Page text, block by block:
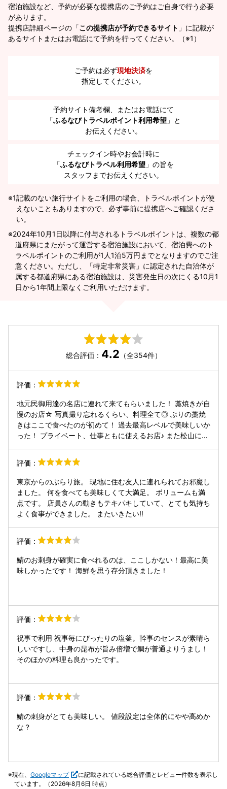
宿泊施設など、予約が必要な提携店のご予約はご自身で行う必要
があります。
提携店詳細ページの「この提携店が予約できるサイト 」に記載が
あるサイトまたはお電話にて予約を行ってください。（※1）
ご予約は必ず現地決済を
指定してください。
予約サイト備考欄、またはお電話にて
「ふるなびトラベルポイント利用希望 」と
お伝えください。
チェックイン時やお会計時に
「ふるなびトラベル利用希望 」の旨を
スタッフまでお伝えください。
※1記載のない旅行サイトをご利用の場合、トラベルポイントが使
えないこともありますので、必ず事前に提携店へご確認くださ
い。
2024年10月1日以降に付与されるトラベルポイントは、複数の都
道府県にまたがって運営する宿泊施設において、宿泊費へのト
ラベルポイントのご利用が1人1泊5万円までとなりますのでご注
意ください。ただし、「特定非常災害」に認定された自治体が
属する都道府県にある宿泊施設は、災害発生日の次にくる10月1
日から1年間上限なくご利用いただけます。
総合評価： 4.2 （全354件）
評価：
地元民御用達の名店に連れて来てもらいました！ 藁焼きが自
慢のお店☆ 写真撮り忘れるくらい、料理全て◎ ぶりの藁焼
きはここで食べたのが初めて！ 過去最高レベルで美味しいか
った！ プライベート、仕事ともに使えるお店♪ また松山に来
評価：
東京からのぶらり旅。 現地に住む友人に連れられてお邪魔し
ました。 何を食べても美味しくて大満足。 ボリュームも満
点です。 店員さんの動きもテキパキしていて、とても気持ち
よく食事ができました。 またいきたい‼️
評価：
鯖のお刺身が確実に食べれるのは、ここしかない！最高に美
味しかったです！ 海鮮を思う存分頂きました！
評価：
祝事で利用 祝事毎にぴったりの塩釜。幹事のセンスが素晴ら
しいですし、中身の昆布が旨み倍増で鯛が普通よりうまし！
そのほかの料理も良かったです。
評価：
鯖の刺身がとても美味しい。 値段設定は全体的にやや高めか
な？
現在、 Googleマップ
に記載されている総合評価とレビュー件数を表示し
ています。（2026年8月6日 時点）